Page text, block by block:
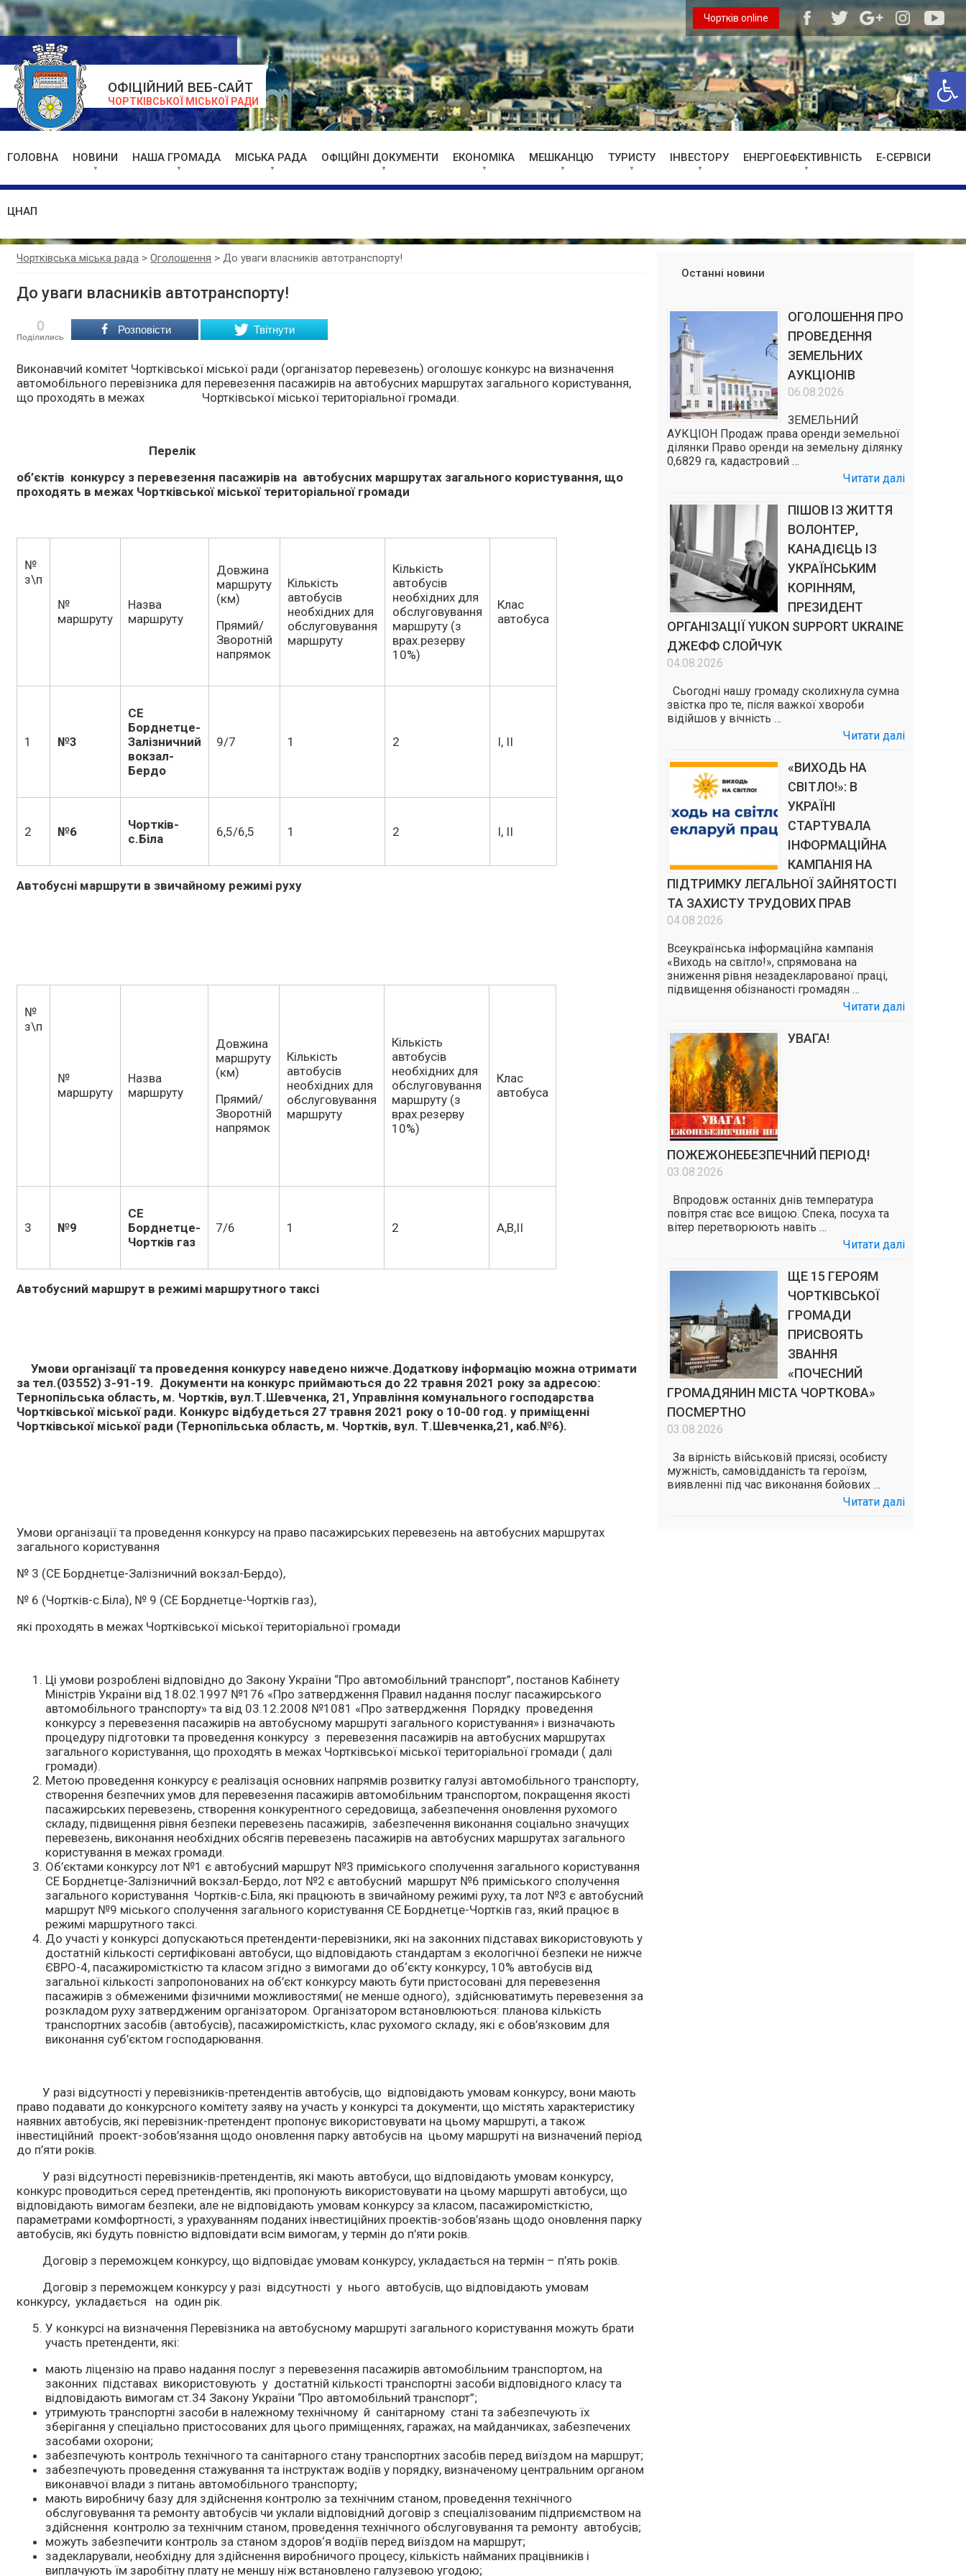
ОФІЦІЙНИЙ ВЕБ-САЙТ
ЧОРТКІВСЬКОЇ МІСЬКОЇ РАДИ
Чортків online
ГОЛОВНА НОВИНИ НАША ГРОМАДА МІСЬКА РАДА ОФІЦІЙНІ ДОКУМЕНТИ ЕКОНОМІКА МЕШКАНЦЮ ТУРИСТУ ІНВЕСТОРУ ЕНЕРГОЕФЕКТИВНІСТЬ Е-СЕРВІСИ
ЦНАП
Чортківська міська рада >Оголошення >До уваги власників автотранспорту!
До уваги власників автотранспорту!
0
Поділились
Розповісти Твітнути
Виконавчий комітет Чортківської міської ради (організатор перевезень) оголошує конкурс на визначення
автомобільного перевізника для перевезення пасажирів на автобусних маршрутах загального користування,
що проходять в межах Чортківської міської територіальної громади.
Перелік
об’єктів конкурсу з перевезення пасажирів на автобусних маршрутах загального користування, що
проходять в межах Чортківської міської територіальної громади
№
з\п
№
маршруту
Назва
маршруту
Довжина
маршруту
(км)
Прямий/
Зворотній
напрямок
Кількість
автобусів
необхідних для
обслуговування
маршруту
Кількість
автобусів
необхідних для
обслуговування
маршруту (з
врах.резерву
10%)
Клас
автобуса
1 №3
СЕ
Борднетце-
Залізничний
вокзал-
Бердо
9/7 1 2 I, II
2 №6
Чортків-
с.Біла
6,5/6,5 1 2 I, II
Автобусні маршрути в звичайному режимі руху
№
з\п
№
маршруту
Назва
маршруту
Довжина
маршруту
(км)
Прямий/
Зворотній
напрямок
Кількість
автобусів
необхідних для
обслуговування
маршруту
Кількість
автобусів
необхідних для
обслуговування
маршруту (з
врах.резерву
10%)
Клас
автобуса
3 №9
СЕ
Борднетце-
Чортків газ
7/6 1 2 А,В,II
Автобусний маршрут в режимі маршрутного таксі
Умови організації та проведення конкурсу наведено нижче.Додаткову інформацію можна отримати
за тел.(03552) 3-91-19. Документи на конкурс приймаються до 22 травня 2021 року за адресою:
Тернопільська область, м. Чортків, вул.Т.Шевченка, 21, Управління комунального господарства
Чортківської міської ради. Конкурс відбудеться 27 травня 2021 року о 10-00 год. у приміщенні
Чортківської міської ради (Тернопільська область, м. Чортків, вул. Т.Шевченка,21, каб.№6).
Умови організації та проведення конкурсу на право пасажирських перевезень на автобусних маршрутах
загального користування
№ 3 (СЕ Борднетце-Залізничний вокзал-Бердо),
№ 6 (Чортків-с.Біла), № 9 (СЕ Борднетце-Чортків газ),
які проходять в межах Чортківської міської територіальної громади
Ці умови розроблені відповідно до Закону України “Про автомобільний транспорт”, постанов Кабінету
Міністрів України від 18.02.1997 №176 «Про затвердження Правил надання послуг пасажирського
автомобільного транспорту» та від 03.12.2008 №1081 «Про затвердження Порядку проведення
конкурсу з перевезення пасажирів на автобусному маршруті загального користування» і визначають
процедуру підготовки та проведення конкурсу з перевезення пасажирів на автобусних маршрутах
загального користування, що проходять в межах Чортківської міської територіальної громади ( далі
громади).
Метою проведення конкурсу є реалізація основних напрямів розвитку галузі автомобільного транспорту,
створення безпечних умов для перевезення пасажирів автомобільним транспортом, покращення якості
пасажирських перевезень, створення конкурентного середовища, забезпечення оновлення рухомого
складу, підвищення рівня безпеки перевезень пасажирів, забезпечення виконання соціально значущих
перевезень, виконання необхідних обсягів перевезень пасажирів на автобусних маршрутах загального
користування в межах громади.
Об’єктами конкурсу лот №1 є автобусний маршрут №3 приміського сполучення загального користування
СЕ Борднетце-Залізничний вокзал-Бердо, лот №2 є автобусний маршрут №6 приміського сполучення
загального користування Чортків-с.Біла, які працюють в звичайному режимі руху, та лот №3 є автобусний
маршрут №9 міського сполучення загального користування СЕ Борднетце-Чортків газ, який працює в
режимі маршрутного таксі.
До участі у конкурсі допускаються претенденти-перевізники, які на законних підставах використовують у
достатній кількості сертифіковані автобуси, що відповідають стандартам з екологічної безпеки не нижче
ЄВРО-4, пасажиромісткістю та класом згідно з вимогами до об‘єкту конкурсу, 10% автобусів від
загальної кількості запропонованих на об’єкт конкурсу мають бути пристосовані для перевезення
пасажирів з обмеженими фізичними можливостями( не менше одного), здійснюватимуть перевезення за
розкладом руху затвердженим організатором. Організатором встановлюються: планова кількість
транспортних засобів (автобусів), пасажиромісткість, клас рухомого складу, які є обов’язковим для
виконання суб’єктом господарювання.
У разі відсутності у перевізників-претендентів автобусів, що відповідають умовам конкурсу, вони мають
право подавати до конкурсного комітету заяву на участь у конкурсі та документи, що містять характеристику
наявних автобусів, які перевізник-претендент пропонує використовувати на цьому маршруті, а також
інвестиційний проект-зобов’язання щодо оновлення парку автобусів на цьому маршруті на визначений період
до п’яти років.
У разі відсутності перевізників-претендентів, які мають автобуси, що відповідають умовам конкурсу,
конкурс проводиться серед претендентів, які пропонують використовувати на цьому маршруті автобуси, що
відповідають вимогам безпеки, але не відповідають умовам конкурсу за класом, пасажиромісткістю,
параметрами комфортності, з урахуванням поданих інвестиційних проектів-зобов’язань щодо оновлення парку
автобусів, які будуть повністю відповідати всім вимогам, у термін до п’яти років.
Договір з переможцем конкурсу, що відповідає умовам конкурсу, укладається на термін – п’ять років.
Договір з переможцем конкурсу у разі відсутності у нього автобусів, що відповідають умовам
конкурсу, укладається на один рік.
У конкурсі на визначення Перевізника на автобусному маршруті загального користування можуть брати
участь претенденти, які:
мають ліцензію на право надання послуг з перевезення пасажирів автомобільним транспортом, на
законних підставах використовують у достатній кількості транспортні засоби відповідного класу та
відповідають вимогам ст.34 Закону України “Про автомобільний транспорт”;
утримують транспортні засоби в належному технічному й санітарному стані та забезпечують їх
зберігання у спеціально пристосованих для цього приміщеннях, гаражах, на майданчиках, забезпечених
засобами охорони;
забезпечують контроль технічного та санітарного стану транспортних засобів перед виїздом на маршрут;
забезпечують проведення стажування та інструктаж водіїв у порядку, визначеному центральним органом
виконавчої влади з питань автомобільного транспорту;
мають виробничу базу для здійснення контролю за технічним станом, проведення технічного
обслуговування та ремонту автобусів чи уклали відповідний договір з спеціалізованим підприємством на
здійснення контролю за технічним станом, проведення технічного обслуговування та ремонту автобусів;
можуть забезпечити контроль за станом здоров‘я водіїв перед виїздом на маршрут;
задекларували, необхідну для здійснення виробничого процесу, кількість найманих працівників і
виплачують їм заробітну плату не меншу ніж встановлено галузевою угодою;
Останні новини
ОГОЛОШЕННЯ ПРО
ПРОВЕДЕННЯ
ЗЕМЕЛЬНИХ
АУКЦІОНІВ
06.08.2026
ЗЕМЕЛЬНИЙ
АУКЦІОН Продаж права оренди земельної
ділянки Право оренди на земельну ділянку
0,6829 га, кадастровий …
Читати далі
ПІШОВ ІЗ ЖИТТЯ
ВОЛОНТЕР,
КАНАДІЄЦЬ ІЗ
УКРАЇНСЬКИМ
КОРІННЯМ,
ПРЕЗИДЕНТ
ОРГАНІЗАЦІЇ YUKON SUPPORT UKRAINE
ДЖЕФФ СЛОЙЧУК
04.08.2026
Сьогодні нашу громаду сколихнула сумна
звістка про те, після важкої хвороби
відійшов у вічність …
Читати далі
«ВИХОДЬ НА
СВІТЛО!»: В
УКРАЇНІ
СТАРТУВАЛА
ІНФОРМАЦІЙНА
КАМПАНІЯ НА
ПІДТРИМКУ ЛЕГАЛЬНОЇ ЗАЙНЯТОСТІ
ТА ЗАХИСТУ ТРУДОВИХ ПРАВ
04.08.2026
Всеукраїнська інформаційна кампанія
«Виходь на світло!», спрямована на
зниження рівня незадекларованої праці,
підвищення обізнаності громадян …
Читати далі
УВАГА!
ПОЖЕЖОНЕБЕЗПЕЧНИЙ ПЕРІОД!
03.08.2026
Впродовж останніх днів температура
повітря стає все вищою. Спека, посуха та
вітер перетворюють навіть …
Читати далі
ЩЕ 15 ГЕРОЯМ
ЧОРТКІВСЬКОЇ
ГРОМАДИ
ПРИСВОЯТЬ
ЗВАННЯ
«ПОЧЕСНИЙ
ГРОМАДЯНИН МІСТА ЧОРТКОВА»
ПОСМЕРТНО
03.08.2026
За вірність військовій присязі, особисту
мужність, самовідданість та героїзм,
виявленні під час виконання бойових …
Читати далі